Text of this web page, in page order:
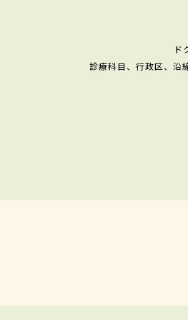
ド
診療科目、行政区、沿